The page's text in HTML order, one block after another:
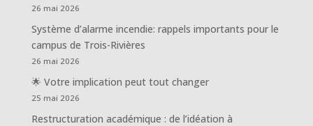
26 mai 2026
Système d’alarme incendie: rappels importants pour le
campus de Trois-Rivières
26 mai 2026
🌟 Votre implication peut tout changer
25 mai 2026
Restructuration académique : de l’idéation à